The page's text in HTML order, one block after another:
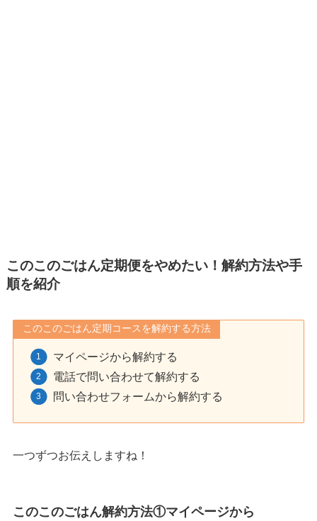
このこのごはん定期便をやめたい！解約方法や手
順を紹介
このこのごはん定期コースを解約する方法
マイページから解約する
電話で問い合わせて解約する
問い合わせフォームから解約する
一つずつお伝えしますね！
このこのごはん解約方法①マイページから